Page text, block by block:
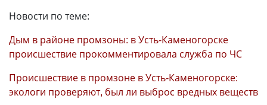
Новости по теме:
Дым в районе промзоны: в Усть-Каменогорске
происшествие прокомментировала служба по ЧС
Происшествие в промзоне в Усть-Каменогорске:
экологи проверяют, был ли выброс вредных веществ